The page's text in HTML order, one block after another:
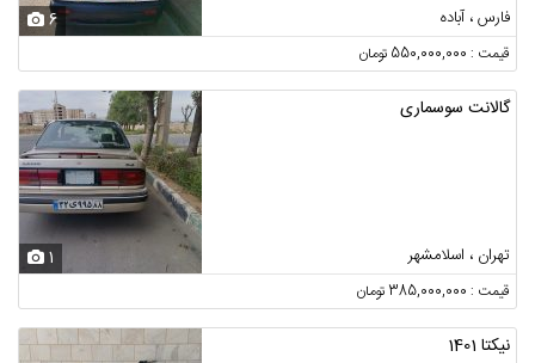
فارس ، آباده 6
قیمت : 550,000,000 تومان
گالانت سوسماری
تهران ، اسلامشهر 1
قیمت : 385,000,000 تومان
نیکتا 1401